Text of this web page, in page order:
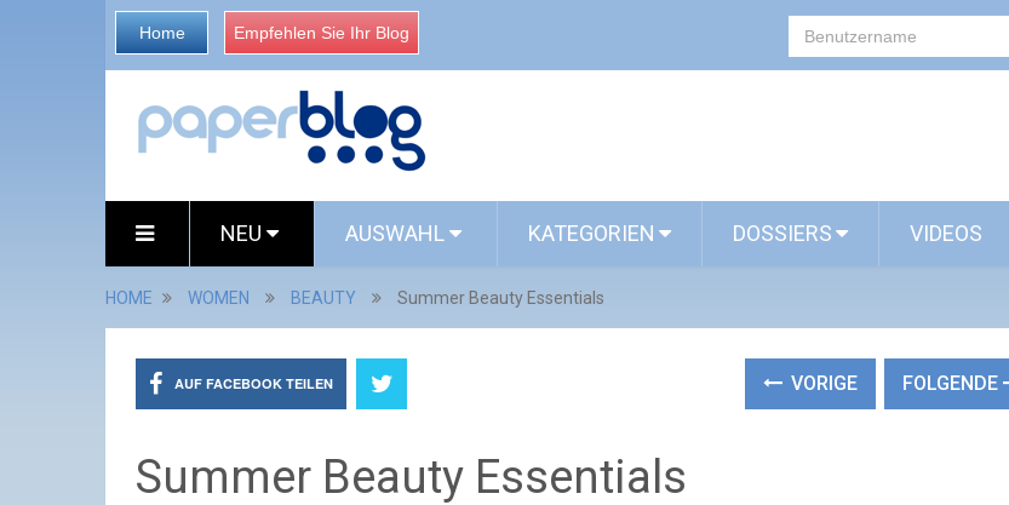
Home Empfehlen Sie Ihr Blog
NEU AUSWAHL KATEGORIEN DOSSIERS VIDEOS
HOME WOMEN BEAUTY Summer Beauty Essentials
AUF FACEBOOK TEILEN VORIGE FOLGENDE
Summer Beauty Essentials